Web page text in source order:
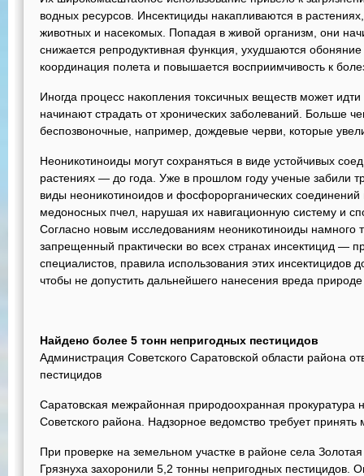
водных ресурсов. Инсектициды накапливаются в
животных и насекомых. Попадая в живой организм, они
снижается репродуктивная функция, ухудшаются
координация полета и повышается восприимчивость к
Иногда процесс накопления токсичных веществ может
начинают страдать от хронических заболеваний. Больше
беспозвоночные, например, дождевые черви, которые
Неоникотиноиды могут сохраняться в виде устойчивых
растениях — до года. Уже в прошлом году ученые забили
виды неоникотиноидов и фосфорорганических
медоносных пчел, нарушая их навигационную систему и
Согласно новым исследованиям неоникотиноиды
запрещенный практически во всех странах инсектицид —
специалистов, правила использования этих инсектицидов
чтобы не допустить дальнейшего нанесения вреда
Найдено более 5 тонн непригодных пестицидов
Администрация Советского Саратовской области района
пестицидов
Саратовская межрайонная природоохранная прокуратура
Советского района. Надзорное ведомство требует
При проверке на земельном участке в районе села
Грязнуха захоронили 5,2 тонны непригодных пестицидов.